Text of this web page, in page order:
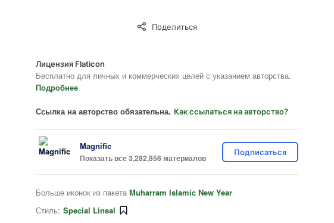
Поделиться
Лицензия Flaticon
Бесплатно для личных и коммерческих целей с указанием авторства.
Подробнее
Ссылка на авторство обязательна. Как ссылаться на авторство?
Magnific
Показать все 3,282,856 материалов
Подписаться
Больше иконок из пакета Muharram Islamic New Year
Стиль: Special Lineal